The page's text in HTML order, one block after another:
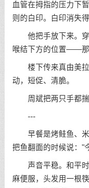
血管在拇指的压力下
则的白印。白印消失
他把手放下来。穿
喉结下方的位置——那
楼下传来真由美拉
动，短促、清脆。
周斌把两只手都揣
---
早餐是烤鲑鱼、米
把鱼翻面的时候说："
声音平稳。和平时
麻便服，头发用一根